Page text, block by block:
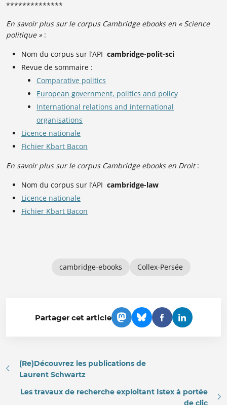
**************
En savoir plus sur le corpus Cambridge ebooks en « Science
politique »:
Nom du corpus sur l’API cambridge-polit-sci
Revue de sommaire :
Comparative politics
European government, politics and policy
International relations and international
organisations
Licence nationale
Fichier Kbart Bacon
En savoir plus sur le corpus Cambridge ebooks en Droit:
Nom du corpus sur l’API cambridge-law
Licence nationale
Fichier Kbart Bacon
cambridge-ebooks Collex-Persée
Partager cet article
(Re)Découvrez les publications de
Laurent Schwartz
Les travaux de recherche exploitant Istex à portée
de clic